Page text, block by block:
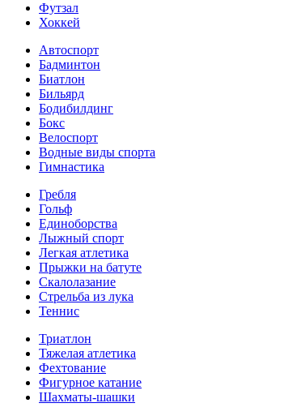
Футзал
Хоккей
Автоспорт
Бадминтон
Биатлон
Бильярд
Бодибилдинг
Бокс
Велоспорт
Водные виды спорта
Гимнастика
Гребля
Гольф
Единоборства
Лыжный спорт
Легкая атлетика
Прыжки на батуте
Скалолазание
Стрельба из лука
Теннис
Триатлон
Тяжелая атлетика
Фехтование
Фигурное катание
Шахматы-шашки